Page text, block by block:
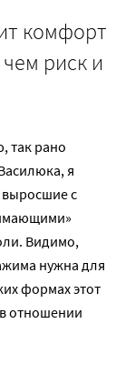
комфорт
риск и
так рано
я
выросшие с
Видимо,
нужна для
формах этот
отношении